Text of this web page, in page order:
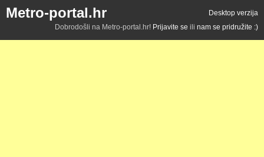
Metro-portal.hr
Desktop verzija
Dobrodošli na Metro-portal.hr! Prijavite se ili nam se pridružite :)